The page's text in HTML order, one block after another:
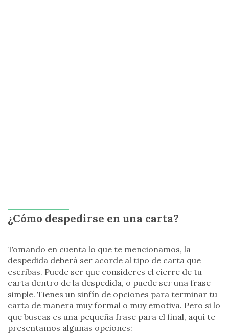
¿Cómo despedirse en una carta?
Tomando en cuenta lo que te mencionamos, la
despedida deberá ser acorde al tipo de carta que
escribas. Puede ser que consideres el cierre de tu
carta dentro de la despedida, o puede ser una frase
simple. Tienes un sinfín de opciones para terminar tu
carta de manera muy formal o muy emotiva. Pero si lo
que buscas es una pequeña frase para el final, aquí te
presentamos algunas opciones: